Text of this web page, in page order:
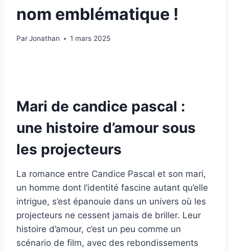
nom emblématique !
ParJonathan 1 mars 2025
Mari de candice pascal :
une histoire d’amour sous
les projecteurs
La romance entre Candice Pascal et son mari,
un homme dont l’identité fascine autant qu’elle
intrigue, s’est épanouie dans un univers où les
projecteurs ne cessent jamais de briller. Leur
histoire d’amour, c’est un peu comme un
scénario de film, avec des rebondissements